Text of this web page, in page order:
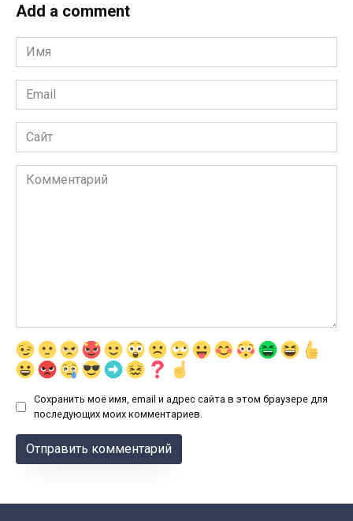
Add a comment
Имя
*
Email
*
Сайт
Комментарий
Сохранить моё имя, email и адрес сайта в этом браузере для
последующих моих комментариев.